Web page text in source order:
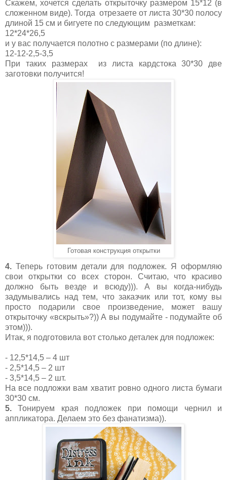
Скажем, хочется сделать открыточку размером 15*12 (в
сложенном виде). Тогда отрезаете от листа 30*30 полосу
длиной 15 см и бигуете по следующим разметкам:
12*24*26,5
и у вас получается полотно с размерами (по длине):
12-12-2,5-3,5
При таких размерах из листа кардстока 30*30 две
заготовки получится!
Готовая конструкция открытки
4. Теперь готовим детали для подложек. Я оформляю
свои открытки со всех сторон. Считаю, что красиво
должно быть везде и всюду))). А вы когда-нибудь
задумывались над тем, что заказчик или тот, кому вы
просто подарили свое произведение, может вашу
открыточку «вскрыть»?)) А вы подумайте - подумайте об
этом))).
Итак, я подготовила вот столько деталек для подложек:
- 12,5*14,5 – 4 шт
- 2,5*14,5 – 2 шт
- 3,5*14,5 – 2 шт.
На все подложки вам хватит ровно одного листа бумаги
30*30 см.
5. Тонируем края подложек при помощи чернил и
аппликатора. Делаем это без фанатизма)).